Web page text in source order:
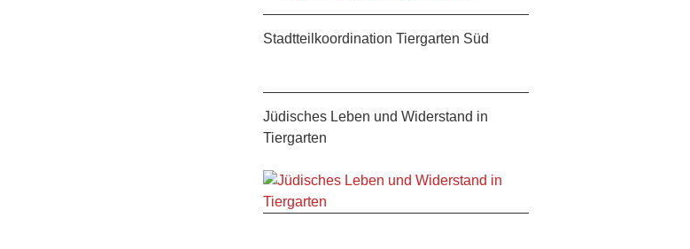
Stadtteilkoordination Tiergarten Süd
Jüdisches Leben und Widerstand in
Tiergarten